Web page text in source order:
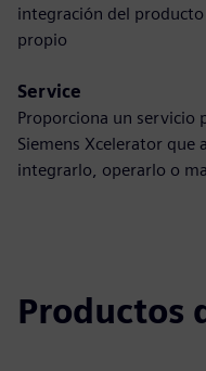
integración del
propio
Service
Proporciona un servicio
Siemens Xcelerator que
integrarlo, operarlo o
Productos